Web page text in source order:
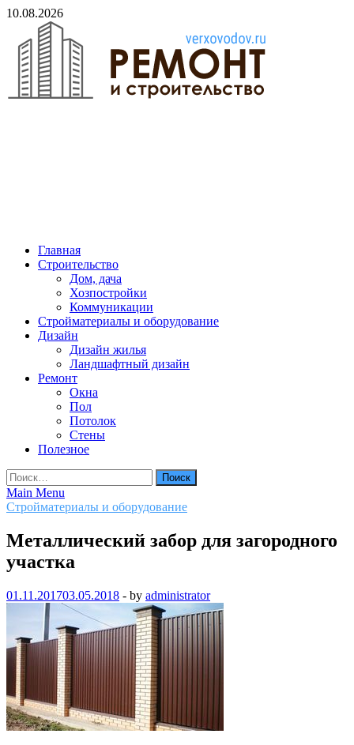
Skip
content
10.08.2026
Главная
Строительство
Дом, дача
Хозпостройки
Коммуникации
Стройматериалы и оборудование
Дизайн
Дизайн жилья
Ландшафтный дизайн
Ремонт
Окна
Пол
Потолок
Стены
Полезное
Найти:
Main Menu
Стройматериалы и оборудование
Металлический забор для загородного
участка
01.11.201703.05.2018 - by administrator